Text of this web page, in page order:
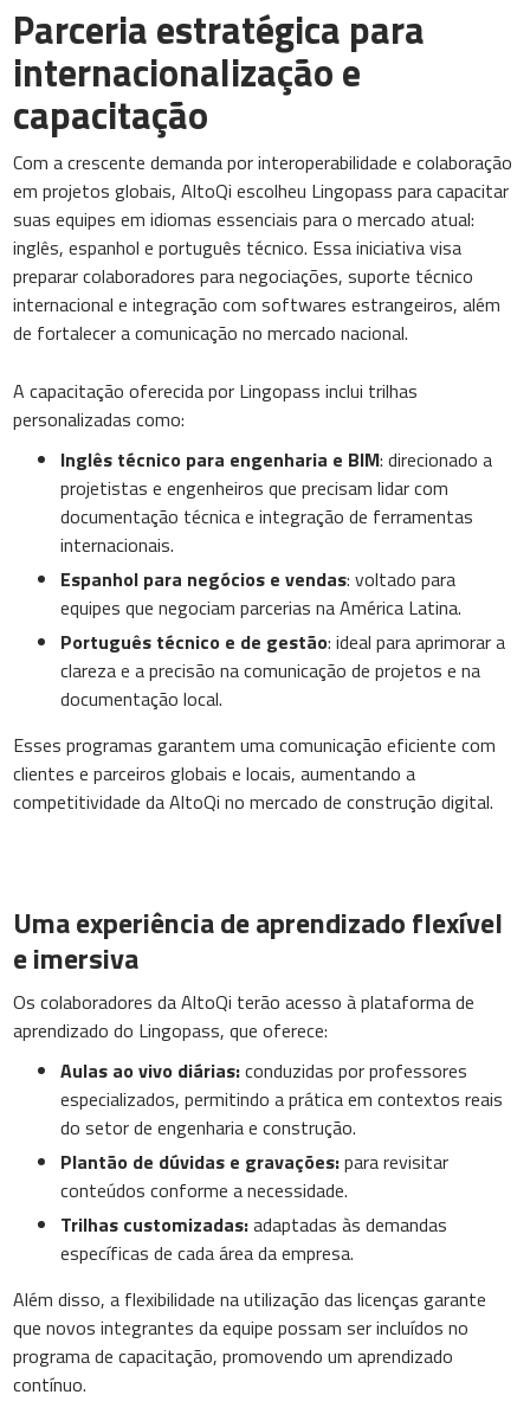
Parceria estratégica para
internacionalização e
capacitação
Com a crescente demanda por interoperabilidade e colaboração
em projetos globais, AltoQi escolheu Lingopass para capacitar
suas equipes em idiomas essenciais para o mercado atual:
inglês, espanhol e português técnico. Essa iniciativa visa
preparar colaboradores para negociações, suporte técnico
internacional e integração com softwares estrangeiros, além
de fortalecer a comunicação no mercado nacional.
A capacitação oferecida por Lingopass inclui trilhas
personalizadas como:
Inglês técnico para engenharia e BIM: direcionado a
projetistas e engenheiros que precisam lidar com
documentação técnica e integração de ferramentas
internacionais.
Espanhol para negócios e vendas: voltado para
equipes que negociam parcerias na América Latina.
Português técnico e de gestão: ideal para aprimorar a
clareza e a precisão na comunicação de projetos e na
documentação local.
Esses programas garantem uma comunicação eficiente com
clientes e parceiros globais e locais, aumentando a
competitividade da AltoQi no mercado de construção digital.
Uma experiência de aprendizado flexível
e imersiva
Os colaboradores da AltoQi terão acesso à plataforma de
aprendizado do Lingopass, que oferece:
Aulas ao vivo diárias:conduzidas por professores
especializados, permitindo a prática em contextos reais
do setor de engenharia e construção.
Plantão de dúvidas e gravações:para revisitar
conteúdos conforme a necessidade.
Trilhas customizadas:adaptadas às demandas
específicas de cada área da empresa.
Além disso, a flexibilidade na utilização das licenças garante
que novos integrantes da equipe possam ser incluídos no
programa de capacitação, promovendo um aprendizado
contínuo.